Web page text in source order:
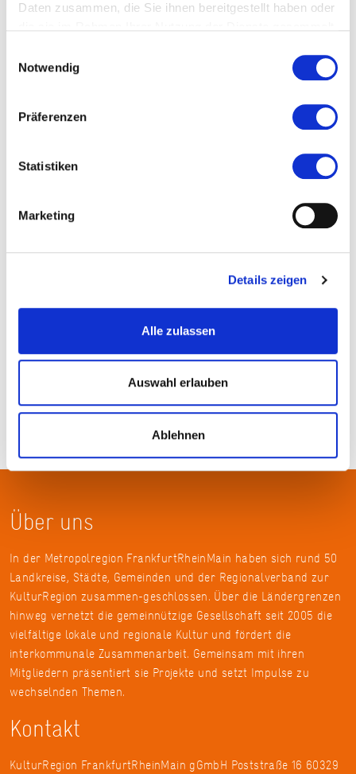
Daten zusammen, die Sie ihnen bereitgestellt haben oder
Notwendig
Präferenzen
Statistiken
Marketing
Details zeigen
Alle zulassen
Auswahl erlauben
Ablehnen
Veranstaltet von
© Schiffsmühle Ginsheim am Rhein e.V.
Über uns
In der Metropolregion FrankfurtRheinMain haben sich rund 50
Landkreise, Städte, Gemeinden und der Regionalverband zur
KulturRegion zusammen-geschlossen. Über die Ländergrenzen
hinweg vernetzt die gemeinnützige Gesellschaft seit 2005 die
vielfältige lokale und regionale Kultur und fördert die
interkommunale Zusammenarbeit. Gemeinsam mit ihren
Mitgliedern präsentiert sie Projekte und setzt Impulse zu
wechselnden Themen.
Kontakt
KulturRegion FrankfurtRheinMain gGmbH Poststraße 16 60329